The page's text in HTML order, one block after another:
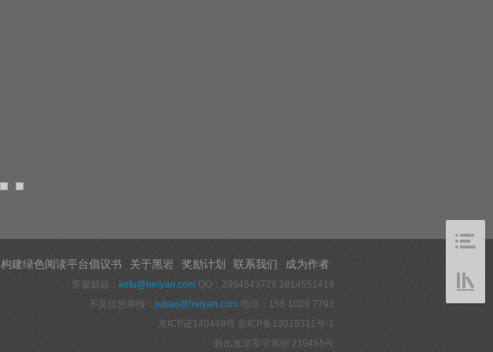
构建绿色阅读平台倡议书 关于黑岩 奖励计划 联系我们 成为作者
客服邮箱： kefu@heiyan.com QQ：2984543729 2814551419
不良信息举报： jubao@heiyan.com 电话：158 1029 7793
京ICP证140449号 京ICP备13019311号-1
新出发京零字第朝 210455号